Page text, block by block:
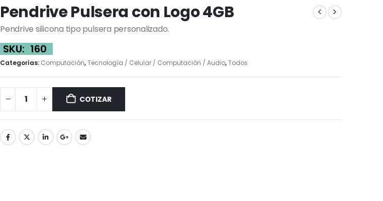
Pendrive Pulsera con Logo 4GB
Pendrive silicona tipo pulsera personalizado.
SKU: 160
Categorías: Computación,Tecnología / Celular / Computación / Audio,Todos
COTIZAR